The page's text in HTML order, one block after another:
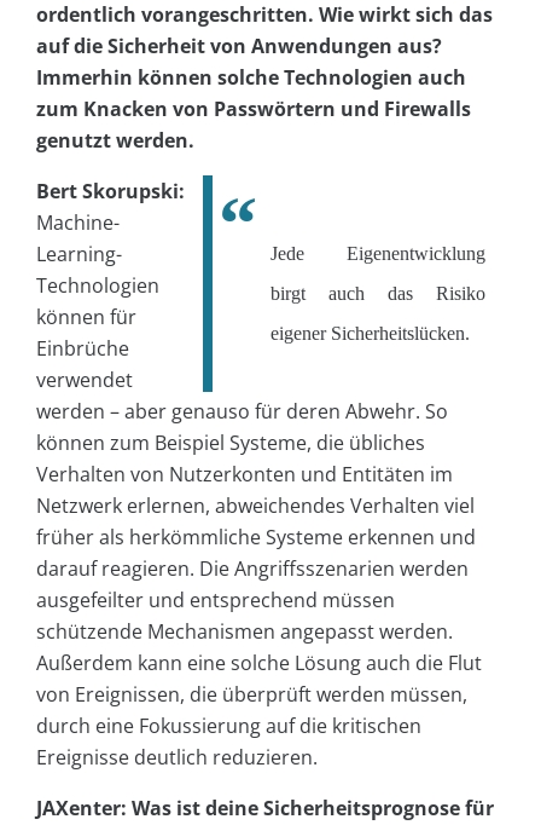
ordentlich vorangeschritten. Wie wirkt sich das
auf die Sicherheit von Anwendungen aus?
Immerhin können solche Technologien auch
zum Knacken von Passwörtern und Firewalls
genutzt werden.
Jede Eigenentwicklung
birgt auch das Risiko
eigener Sicherheitslücken.
Bert Skorupski:
Machine-
Learning-
Technologien
können für
Einbrüche
verwendet
werden – aber genauso für deren Abwehr. So
können zum Beispiel Systeme, die übliches
Verhalten von Nutzerkonten und Entitäten im
Netzwerk erlernen, abweichendes Verhalten viel
früher als herkömmliche Systeme erkennen und
darauf reagieren. Die Angriffsszenarien werden
ausgefeilter und entsprechend müssen
schützende Mechanismen angepasst werden.
Außerdem kann eine solche Lösung auch die Flut
von Ereignissen, die überprüft werden müssen,
durch eine Fokussierung auf die kritischen
Ereignisse deutlich reduzieren.
JAXenter: Was ist deine Sicherheitsprognose für